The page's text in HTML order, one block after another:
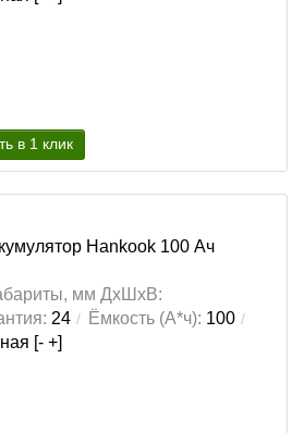
в 1 клик
Hankook 100 Ач
мм ДхШхВ:
24 Ёмкость (А*ч): 100
[- +]